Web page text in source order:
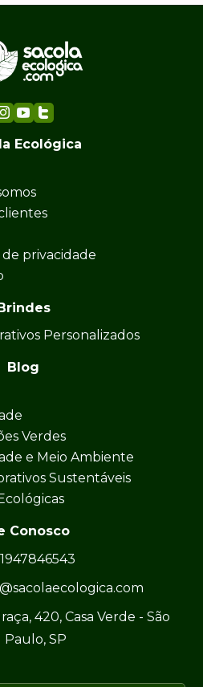
Ecológica
privacidade
Personalizados
Blog
Verdes
e Meio Ambiente
Sustentáveis
Conosco
420, Casa Verde - São
Paulo, SP